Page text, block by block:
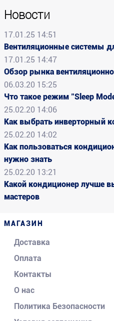
Новости
17.01.25 14:51
Вентиляционные системы
17.01.25 14:47
Обзор рынка
06.03.20 15:25
Что такое режим "Sleep
25.02.20 14:06
Как выбрать инверторный
25.02.20 14:02
Как пользоваться
нужно знать
25.02.20 13:21
Какой кондиционер лучше
мастеров
МАГАЗИН
Доставка
Оплата
Контакты
О нас
Политика Безопасности